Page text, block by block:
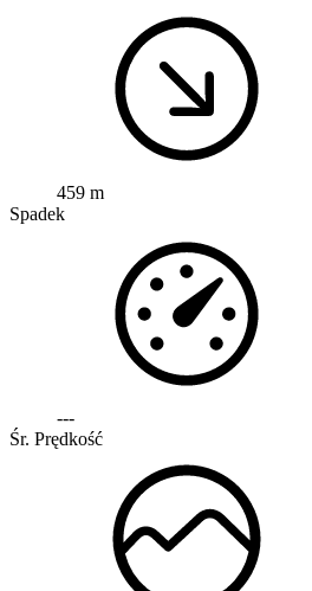
459 m
Spadek
---
Śr. Prędkość